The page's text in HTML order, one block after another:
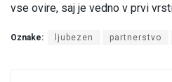
vse ovire, saj je vedno v prvi
Oznake: ljubezen partnerstvo